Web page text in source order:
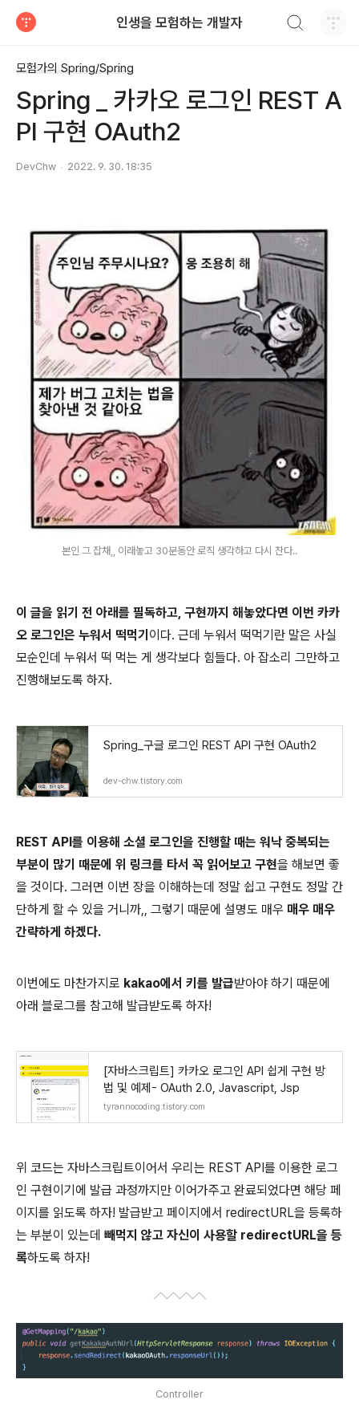
인생을 모험하는 개발자
모험가의 Spring/Spring
Spring _ 카카오 로그인 REST A
PI 구현 OAuth2
DevChw 2022. 9. 30. 18:35
본인 그 잡채,, 이래놓고 30분동안 로직 생각하고 다시 잔다..
이 글을 읽기 전 아래를 필독하고, 구현까지 해놓았다면 이번 카카
오 로그인은 누워서 떡먹기 이다. 근데 누워서 떡먹기란 말은 사실
모순인데 누워서 떡 먹는 게 생각보다 힘들다. 아 잡소리 그만하고
진행해보도록 하자.
Spring_구글 로그인 REST API 구현 OAuth2
dev-chw.tistory.com
REST API를 이용해 소셜 로그인을 진행할 때는 워낙 중복되는
부분이 많기 때문에 위 링크를 타서 꼭 읽어보고 구현을 해보면 좋
을 것이다. 그러면 이번 장을 이해하는데 정말 쉽고 구현도 정말 간
단하게 할 수 있을 거니까,, 그렇기 때문에 설명도 매우 매우 매우
간략하게 하겠다.
이번에도 마찬가지로 kakao에서 키를 발급받아야 하기 때문에
아래 블로그를 참고해 발급받도록 하자!
[자바스크립트] 카카오 로그인 API 쉽게 구현 방
법 및 예제- OAuth 2.0, Javascript, Jsp
tyrannocoding.tistory.com
위 코드는 자바스크립트이어서 우리는 REST API를 이용한 로그
인 구현이기에 발급 과정까지만 이어가주고 완료되었다면 해당 페
이지를 읽도록 하자! 발급받고 페이지에서 redirectURL을 등록하
는 부분이 있는데 빼먹지 않고 자신이 사용할 redirectURL을 등
록하도록 하자!
Controller